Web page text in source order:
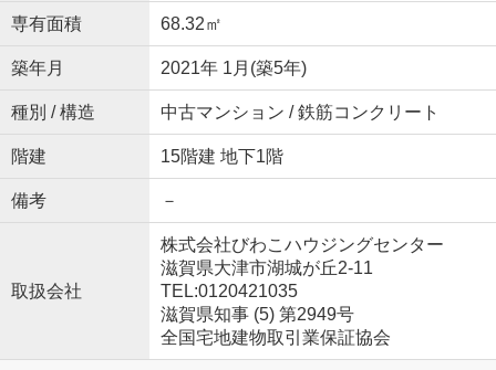
専有面積 68.32㎡
築年月 2021年 1月(築5年)
種別 / 構造 中古マンション / 鉄筋コンクリート
階建 15階建 地下1階
備考 －
取扱会社
株式会社びわこハウジングセンター
滋賀県大津市湖城が丘2-11
TEL:0120421035
滋賀県知事 (5) 第2949号
全国宅地建物取引業保証協会